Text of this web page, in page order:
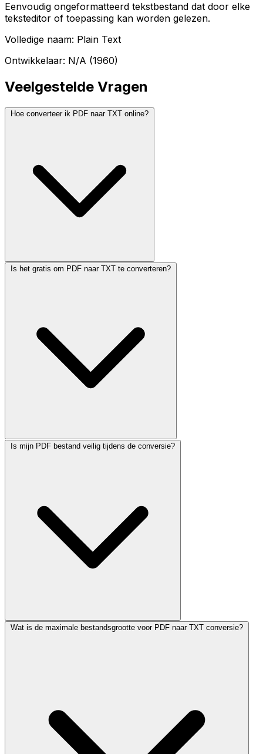
Eenvoudig ongeformatteerd tekstbestand dat door elke
teksteditor of toepassing kan worden gelezen.
Volledige naam: Plain Text
Ontwikkelaar: N/A (1960)
Veelgestelde Vragen
Hoe converteer ik PDF naar TXT online?
Is het gratis om PDF naar TXT te converteren?
Is mijn PDF bestand veilig tijdens de conversie?
Wat is de maximale bestandsgrootte voor PDF naar TXT conversie?